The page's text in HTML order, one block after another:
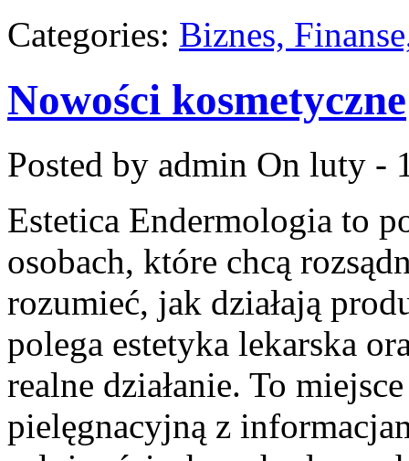
Categories: Biznes,
Nowości kosmetyczne
Posted by admin On luty -
Estetica Endermologia to
osobach, które chcą
rozumieć, jak działają
polega estetyka lekarska
realne działanie. To
pielęgnacyjną z